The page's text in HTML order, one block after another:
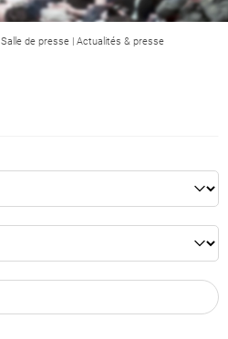
Salle de presse | Actualités & presse